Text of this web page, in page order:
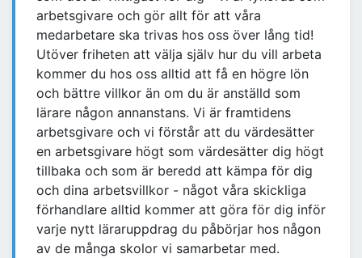
arbetsgivare och gör allt för att våra
medarbetare ska trivas hos oss över lång tid!
Utöver friheten att välja själv hur du vill arbeta
kommer du hos oss alltid att få en högre lön
och bättre villkor än om du är anställd som
lärare någon annanstans. Vi är framtidens
arbetsgivare och vi förstår att du värdesätter
en arbetsgivare högt som värdesätter dig högt
tillbaka och som är beredd att kämpa för dig
och dina arbetsvillkor - något våra skickliga
förhandlare alltid kommer att göra för dig inför
varje nytt läraruppdrag du påbörjar hos någon
av de många skolor vi samarbetar med.